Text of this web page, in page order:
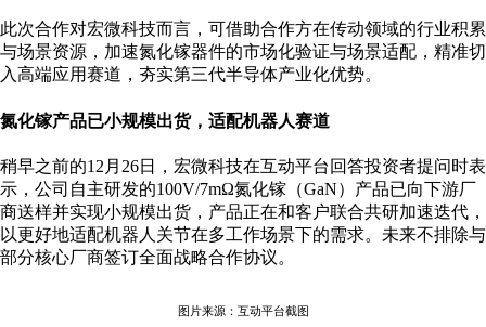
此次合作对宏微科技而言，可借助合作方在传动领域的行业积累
与场景资源，加速氮化镓器件的市场化验证与场景适配，精准切
入高端应用赛道，夯实第三代半导体产业化优势。
氮化镓产品已小规模出货，适配机器人赛道
稍早之前的12月26日，宏微科技在互动平台回答投资者提问时表
示，公司自主研发的100V/7mΩ氮化镓（GaN）产品已向下游厂
商送样并实现小规模出货，产品正在和客户联合共研加速迭代，
以更好地适配机器人关节在多工作场景下的需求。未来不排除与
部分核心厂商签订全面战略合作协议。
图片来源：互动平台截图